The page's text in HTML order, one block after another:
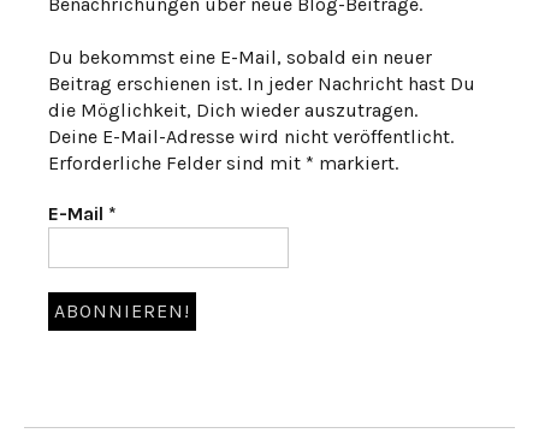
Du bekommst eine E-Mail, sobald ein neuer
Beitrag erschienen ist. In jeder Nachricht hast Du
die Möglichkeit, Dich wieder auszutragen.
Deine E-Mail-Adresse wird nicht veröffentlicht.
Erforderliche Felder sind mit * markiert.
E-Mail *